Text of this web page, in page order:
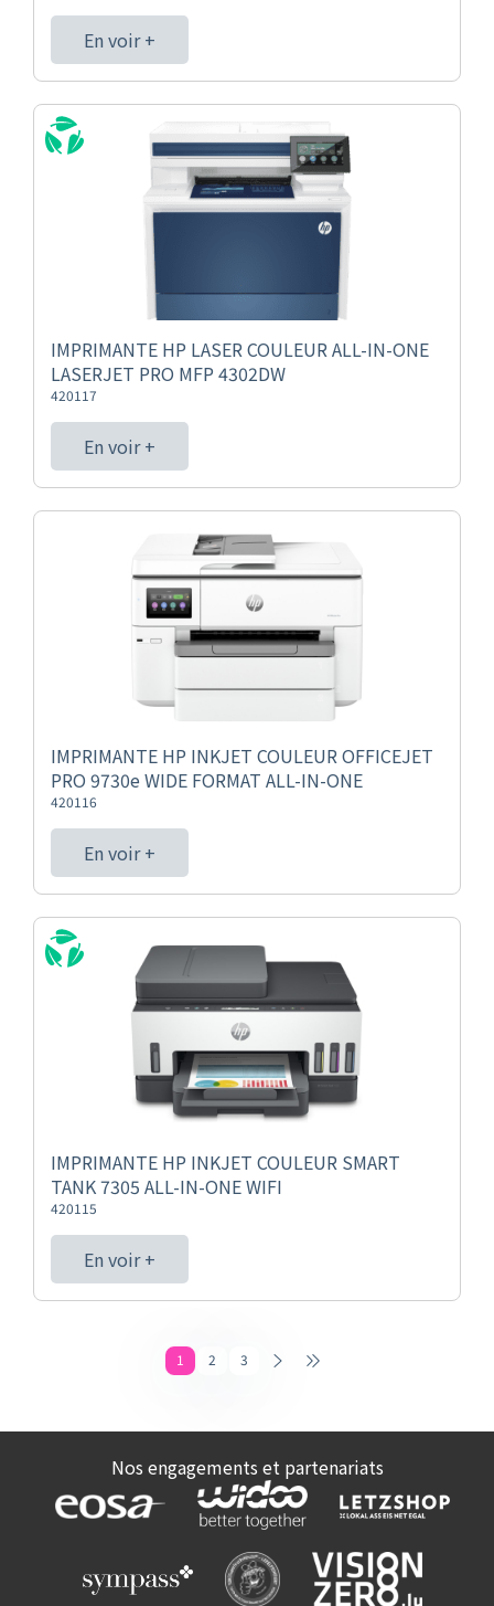
En voir +
IMPRIMANTE HP LASER COULEUR ALL-IN-ONE
LASERJET PRO MFP 4302DW
420117
En voir +
IMPRIMANTE HP INKJET COULEUR OFFICEJET
PRO 9730e WIDE FORMAT ALL-IN-ONE
420116
En voir +
IMPRIMANTE HP INKJET COULEUR SMART
TANK 7305 ALL-IN-ONE WIFI
420115
En voir +
1 2 3
Nos engagements et partenariats